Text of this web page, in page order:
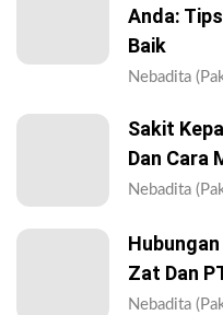
Anda:
Baik
Nebadita
Sakit
Dan Cara
Nebadita
Zat Dan
Nebadita